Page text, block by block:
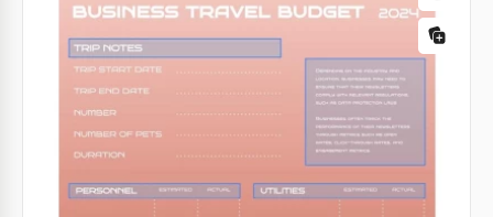
Orçamento de viagem
Google Slides